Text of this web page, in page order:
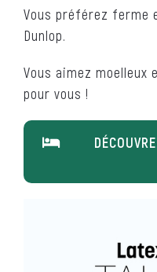
Vous préférez ferme
Dunlop.
Vous aimez
pour vous !